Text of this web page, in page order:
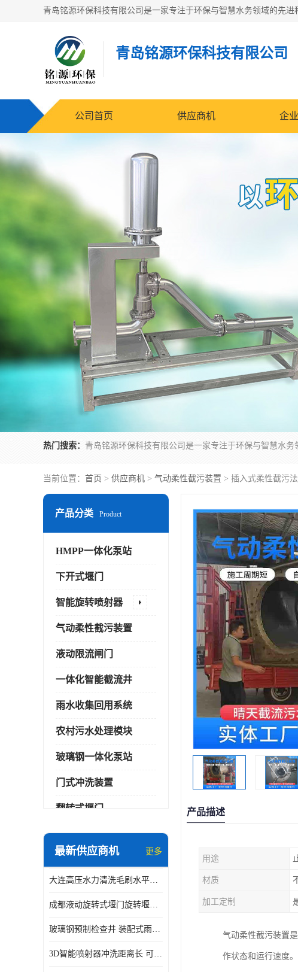
青岛铭源环保科技有限公司
公司首页 供应商机 企
热门搜索：
当前位置： 首页 > 供应商机 > 气动柔性截污装置 > 插入式柔性截污
产品分类 Product
HMPP一体化泵站
下开式堰门
智能旋转喷射器
气动柔性截污装置
液动限流闸门
一体化智能截流井
雨水收集回用系统
农村污水处理模块
玻璃钢一体化泵站
门式冲洗装置
翻转式堰门
智能一体化雨水泵站
智能一体化供水泵房
智能一体化净水设备
最新供应商机 更多
大连高压水力清洗毛刷水平自清洁滚刷 水力自动冲洗系统 水力清洗
成都液动旋转式堰门旋转堰门 自动控制 SUS304
玻璃钢预制检查井 装配式雨水污水井 初期弃流井 源头厂家
3D智能喷射器冲洗距离长 可270度旋转 高强度水压远距离喷洗
产品描述
用途
材质
加工定制
气动柔性截污装置
作状态和运行速度